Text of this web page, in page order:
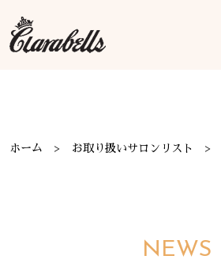
ホーム お取り扱いサロンリスト
NEWS